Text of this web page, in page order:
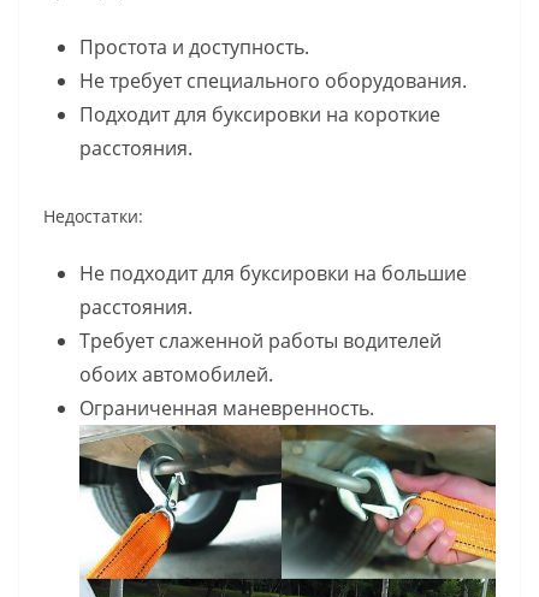
Простота и доступность.
Не требует специального оборудования.
Подходит для буксировки на короткие
расстояния.
Недостатки:
Не подходит для буксировки на большие
расстояния.
Требует слаженной работы водителей
обоих автомобилей.
Ограниченная маневренность.